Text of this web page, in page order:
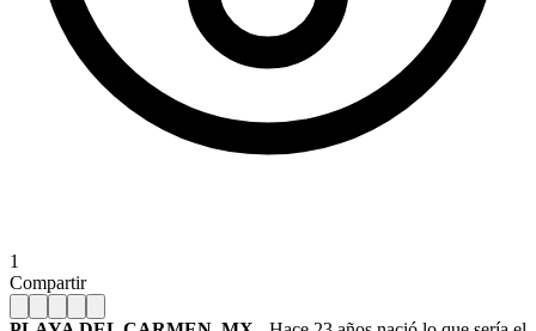
1
Compartir